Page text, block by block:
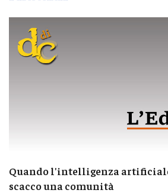
Quando l'intelligenza
scacco una comunità